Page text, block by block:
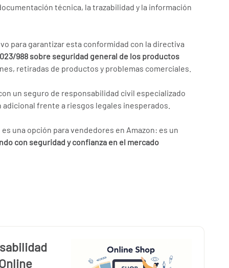
técnica, la trazabilidad y la información
para garantizar esta conformidad con la directiva
988 sobre seguridad general de los productos
retiradas de productos y problemas comerciales.
un seguro de responsabilidad civil especializado
frente a riesgos legales inesperados.
es una opción para vendedores en Amazon: es un
con seguridad y confianza en el mercado